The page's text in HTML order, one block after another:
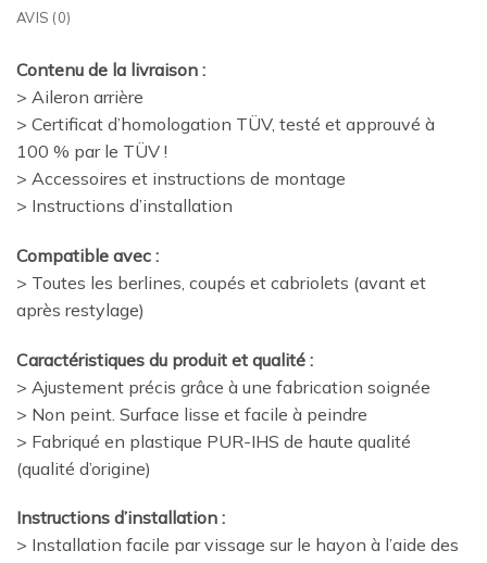
AVIS (0)
Contenu de la livraison :
> Aileron arrière
> Certificat d’homologation TÜV, testé et approuvé à
100 % par le TÜV !
> Accessoires et instructions de montage
> Instructions d’installation
Compatible avec :
> Toutes les berlines, coupés et cabriolets (avant et
après restylage)
Caractéristiques du produit et qualité :
> Ajustement précis grâce à une fabrication soignée
> Non peint. Surface lisse et facile à peindre
> Fabriqué en plastique PUR-IHS de haute qualité
(qualité d’origine)
Instructions d’installation :
> Installation facile par vissage sur le hayon à l’aide des